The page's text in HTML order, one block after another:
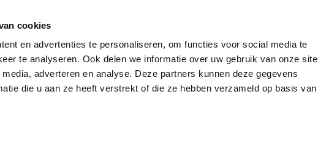
cookies
en advertenties te personaliseren, om functies voor social media te
te analyseren. Ook delen we informatie over uw gebruik van onze site
adverteren en analyse. Deze partners kunnen deze gegevens
die u aan ze heeft verstrekt of die ze hebben verzameld op basis van
Hoe werkt het?